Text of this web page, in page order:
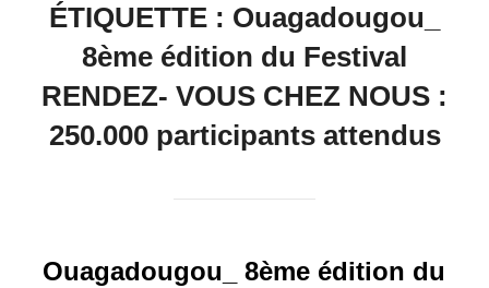
ÉTIQUETTE : Ouagadougou_
8ème édition du Festival
RENDEZ- VOUS CHEZ NOUS :
250.000 participants attendus
Ouagadougou_ 8ème édition du